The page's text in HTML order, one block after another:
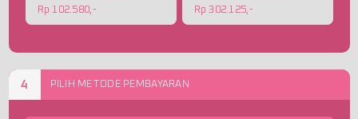
Rp 102.580,- Rp 302.125,-
4 PILIH METODE PEMBAYARAN